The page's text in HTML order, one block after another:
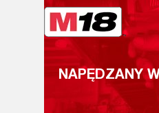
NAPĘDZANY